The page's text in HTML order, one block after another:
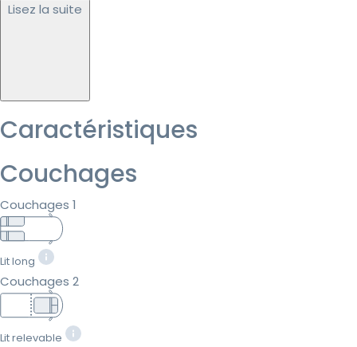
Lisez la suite
Caractéristiques
Couchages
Couchages 1
Lit long
Couchages 2
Lit relevable